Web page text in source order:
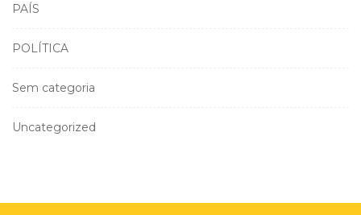
PAÍS
POLÍTICA
Sem categoria
Uncategorized